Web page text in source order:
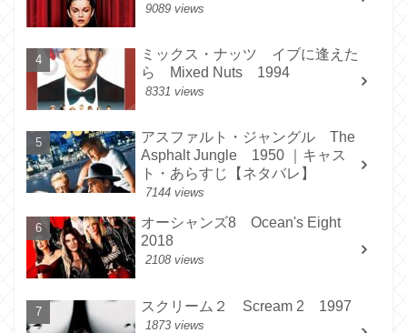
9089 views
ミックス・ナッツ イブに逢えた
ら Mixed Nuts 1994
8331 views
アスファルト・ジャングル The
Asphalt Jungle 1950 ｜キャス
ト・あらすじ【ネタバレ】
7144 views
オーシャンズ8 Ocean's Eight
2018
2108 views
スクリーム２ Scream 2 1997
1873 views